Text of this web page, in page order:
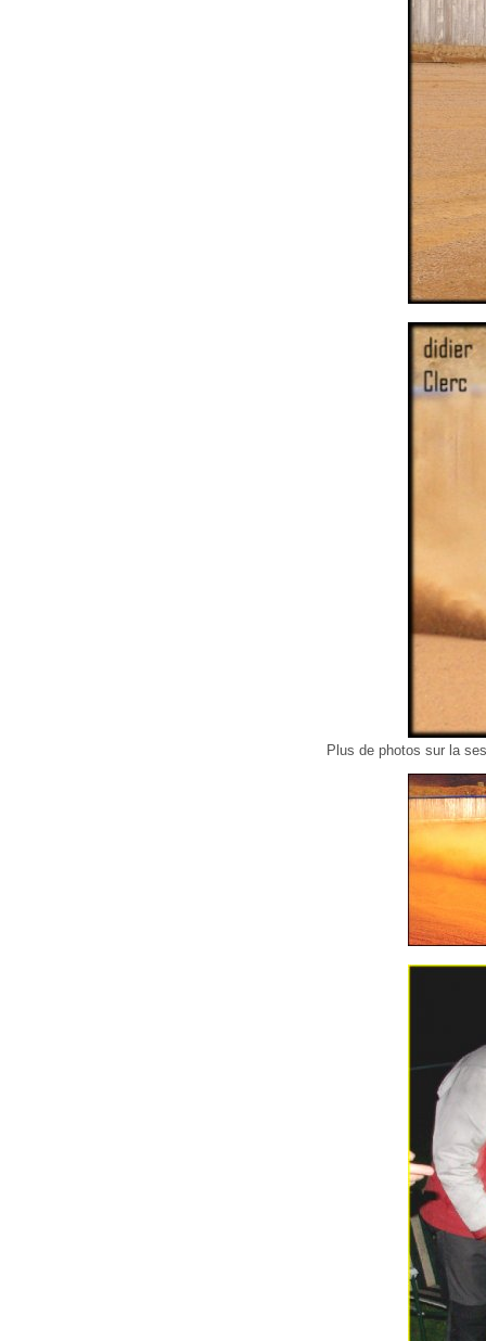
Plus de photos sur la